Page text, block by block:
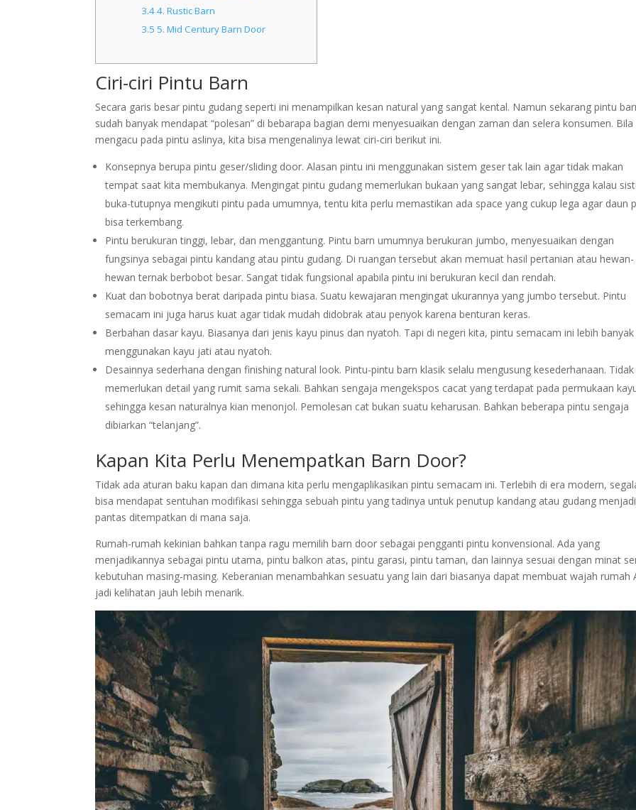
3.44. Rustic Barn
3.5 5. Mid Century Barn Door
Ciri-ciri Pintu Barn
Secara garis besar pintu gudang seperti ini menampilkan kesan natural yang sangat kental. Namun sekarang pintu
sudah banyak mendapat “polesan” di bebarapa bagian demi menyesuaikan dengan zaman dan selera konsumen. Bila
mengacu pada pintu aslinya, kita bisa mengenalinya lewat ciri-ciri berikut ini.
Konsepnya berupa pintu geser/sliding door. Alasan pintu ini menggunakan sistem geser tak lain agar tidak makan
tempat saat kita membukanya. Mengingat pintu gudang memerlukan bukaan yang sangat lebar, sehingga kalau
buka-tutupnya mengikuti pintu pada umumnya, tentu kita perlu memastikan ada space yang cukup lega agar daun
bisa terkembang.
Pintu berukuran tinggi, lebar, dan menggantung. Pintu barn umumnya berukuran jumbo, menyesuaikan dengan
fungsinya sebagai pintu kandang atau pintu gudang. Di ruangan tersebut akan memuat hasil pertanian atau hewan-
hewan ternak berbobot besar. Sangat tidak fungsional apabila pintu ini berukuran kecil dan rendah.
Kuat dan bobotnya berat daripada pintu biasa. Suatu kewajaran mengingat ukurannya yang jumbo tersebut. Pintu
semacam ini juga harus kuat agar tidak mudah didobrak atau penyok karena benturan keras.
Berbahan dasar kayu. Biasanya dari jenis kayu pinus dan nyatoh. Tapi di negeri kita, pintu semacam ini lebih banyak
menggunakan kayu jati atau nyatoh.
Desainnya sederhana dengan finishing natural look. Pintu-pintu barn klasik selalu mengusung kesederhanaan. Tidak
memerlukan detail yang rumit sama sekali. Bahkan sengaja mengekspos cacat yang terdapat pada permukaan
sehingga kesan naturalnya kian menonjol. Pemolesan cat bukan suatu keharusan. Bahkan beberapa pintu sengaja
dibiarkan “telanjang”.
Kapan Kita Perlu Menempatkan Barn Door?
Tidak ada aturan baku kapan dan dimana kita perlu mengaplikasikan pintu semacam ini. Terlebih di era modern,
bisa mendapat sentuhan modifikasi sehingga sebuah pintu yang tadinya untuk penutup kandang atau gudang menjadi
pantas ditempatkan di mana saja.
Rumah-rumah kekinian bahkan tanpa ragu memilih barn door sebagai pengganti pintu konvensional. Ada yang
menjadikannya sebagai pintu utama, pintu balkon atas, pintu garasi, pintu taman, dan lainnya sesuai dengan minat
kebutuhan masing-masing. Keberanian menambahkan sesuatu yang lain dari biasanya dapat membuat wajah rumah
jadi kelihatan jauh lebih menarik.